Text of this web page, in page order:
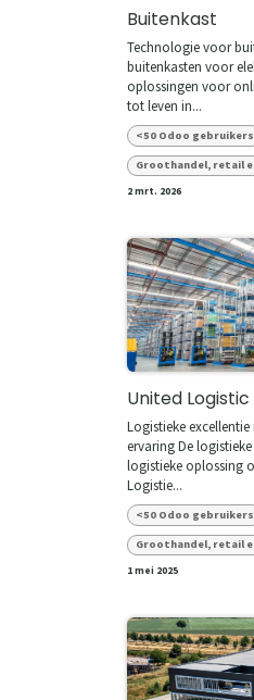
Buitenkast
Technologie voor
buitenkasten voor
oplossingen voor
tot leven in...
<50 Odoo gebruikers
Groothandel, retail
2 mrt. 2026
United
Logistieke
ervaring De
logistieke oplossing
Logistie...
<50 Odoo gebruikers
Groothandel, retail
1 mei 2025